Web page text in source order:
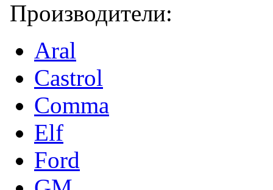
Производители:
Aral
Castrol
Comma
Elf
Ford